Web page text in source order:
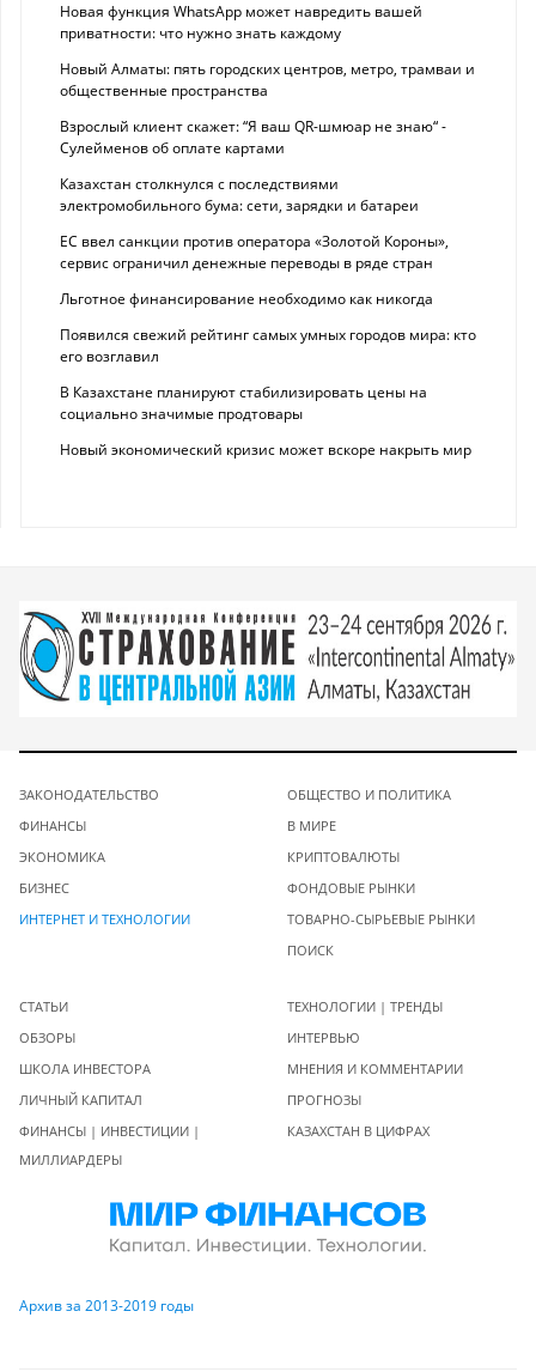
Новая функция WhatsApp может навредить вашей
приватности: что нужно знать каждому
Новый Алматы: пять городских центров, метро, трамваи и
общественные пространства
Взрослый клиент скажет: “Я ваш QR-шмюар не знаю“ -
Сулейменов об оплате картами
Казахстан столкнулся с последствиями
электромобильного бума: сети, зарядки и батареи
ЕС ввел санкции против оператора «Золотой Короны»,
сервис ограничил денежные переводы в ряде стран
Льготное финансирование необходимо как никогда
Появился свежий рейтинг самых умных городов мира: кто
его возглавил
В Казахстане планируют стабилизировать цены на
социально значимые продтовары
Новый экономический кризис может вскоре накрыть мир
ЗАКОНОДАТЕЛЬСТВО
ФИНАНСЫ
ЭКОНОМИКА
БИЗНЕС
ИНТЕРНЕТ И ТЕХНОЛОГИИ
ОБЩЕСТВО И ПОЛИТИКА
В МИРЕ
КРИПТОВАЛЮТЫ
ФОНДОВЫЕ РЫНКИ
ТОВАРНО-СЫРЬЕВЫЕ РЫНКИ
ПОИСК
СТАТЬИ
ОБЗОРЫ
ШКОЛА ИНВЕСТОРА
ЛИЧНЫЙ КАПИТАЛ
ФИНАНСЫ | ИНВЕСТИЦИИ |
МИЛЛИАРДЕРЫ
ТЕХНОЛОГИИ | ТРЕНДЫ
ИНТЕРВЬЮ
МНЕНИЯ И КОММЕНТАРИИ
ПРОГНОЗЫ
КАЗАХСТАН В ЦИФРАХ
Архив за 2013-2019 годы